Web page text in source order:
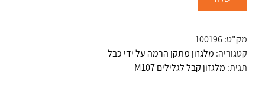
מק"ט:100196
קטגוריה: מלגזון מתקן הרמה על ידי כבל
תגית: מלגזון קבל לגלילים M107